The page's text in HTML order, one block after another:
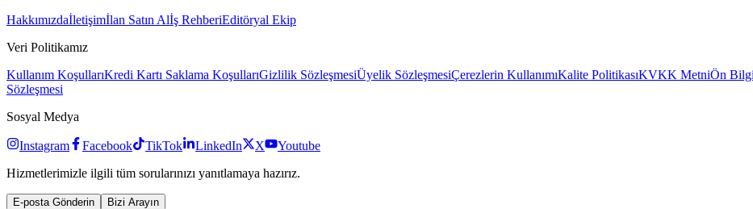
Hakkımızdaİletişimİlan Satın Alİş RehberiEditöryal Ekip
Veri Politikamız
Kullanım KoşullarıKredi Kartı Saklama KoşullarıGizlilik SözleşmesiÜyelik SözleşmesiÇerezlerin KullanımıKalite PolitikasıKVKK MetniÖn
Sözleşmesi
Sosyal Medya
Instagram Facebook TikTok LinkedIn X
Youtube
Hizmetlerimizle ilgili tüm sorularınızı yanıtlamaya hazırız.
E-posta Gönderin Bizi Arayın